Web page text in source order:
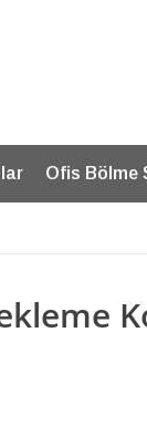
Ofis Bölme